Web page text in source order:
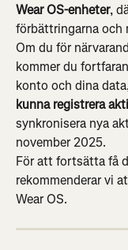
Wear OS-enheter,
förbättringarna och
Om du för
kommer du
konto och dina
kunna registrera
synkronisera nya
november 2025.
För att fortsätta få
rekommenderar vi
Wear OS.